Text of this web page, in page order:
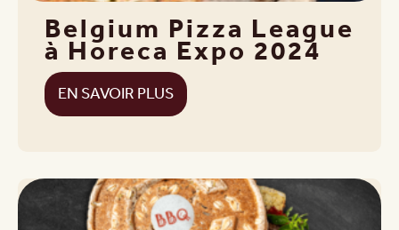
Belgium Pizza League
à Horeca Expo 2024
EN SAVOIR PLUS